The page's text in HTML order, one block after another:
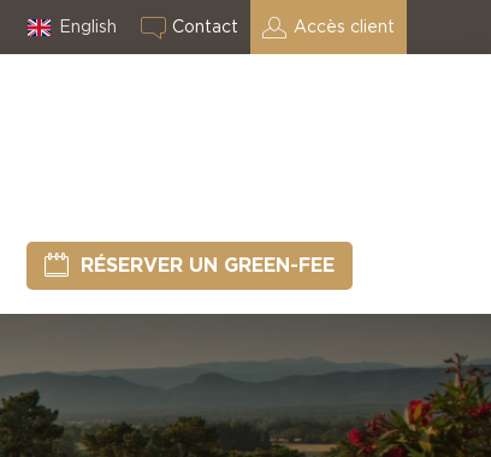
English Contact Accès client
RÉSERVER UN GREEN-FEE